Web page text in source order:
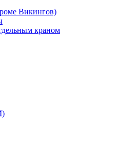
Викингов)
краном